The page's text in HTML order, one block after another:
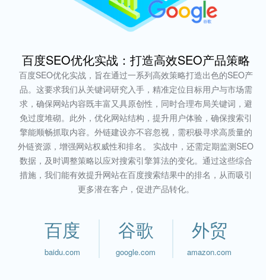
百度SEO优化实战：打造高效SEO产品策略
百度SEO优化实战，旨在通过一系列高效策略打造出色的SEO产
品。这要求我们从关键词研究入手，精准定位目标用户与市场需
求，确保网站内容既丰富又具原创性，同时合理布局关键词，避
免过度堆砌。此外，优化网站结构，提升用户体验，确保搜索引
擎能顺畅抓取内容。外链建设亦不容忽视，需积极寻求高质量的
外链资源，增强网站权威性和排名。 实战中，还需定期监测SEO
数据，及时调整策略以应对搜索引擎算法的变化。通过这些综合
措施，我们能有效提升网站在百度搜索结果中的排名，从而吸引
更多潜在客户，促进产品转化。
百度
baidu.com
谷歌
google.com
外贸
amazon.com